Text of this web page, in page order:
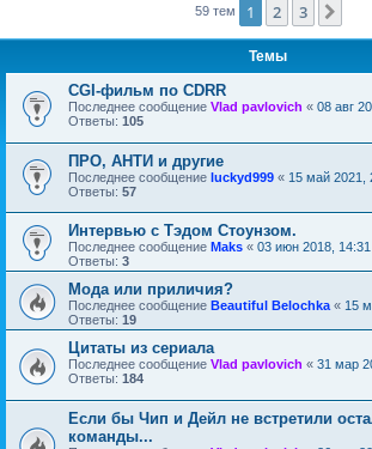
59 тем 1 2 3
Темы
CGI-фильм по CDRR
Последнее сообщение Vlad pavlovich « 08 авг
Ответы: 105
ПРО, АНТИ и другие
Последнее сообщение luckyd999 « 15 май 2021,
Ответы: 57
Интервью с Тэдом Стоунзом.
Последнее сообщение Maks « 03 июн 2018, 14:31
Ответы: 3
Мода или приличия?
Последнее сообщение Beautiful Belochka « 15
Ответы: 19
Цитаты из сериала
Последнее сообщение Vlad pavlovich « 31 мар
Ответы: 184
Если бы Чип и Дейл не встретили
команды...